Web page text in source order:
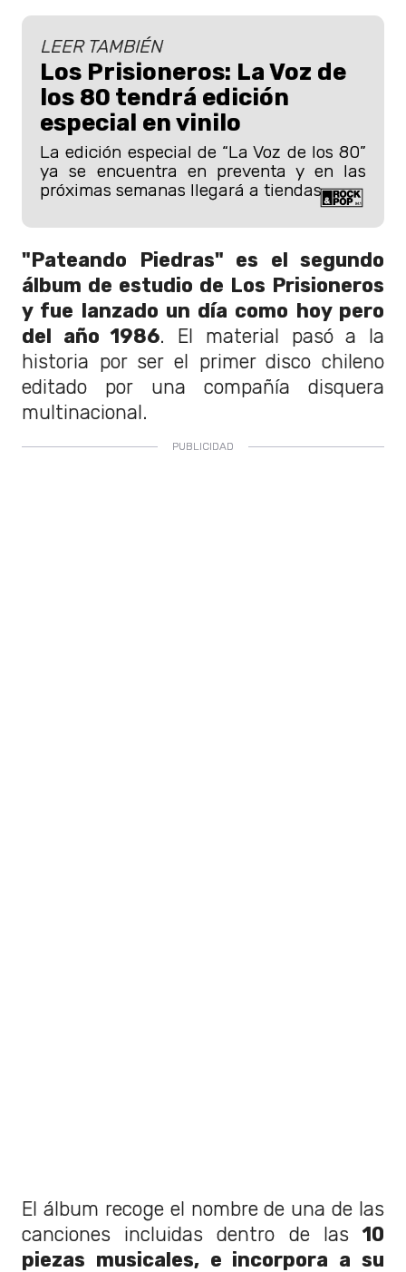
LEER TAMBIÉN
Los Prisioneros: La Voz de
los 80 tendrá edición
especial en vinilo
La edición especial de “La Voz de los 80”
ya se encuentra en preventa y en las
próximas semanas llegará a tiendas.
"Pateando Piedras" es el segundo
álbum de estudio de Los Prisioneros
y fue lanzado un día como hoy pero
del año 1986. El material pasó a la
historia por ser el primer disco chileno
editado por una compañía disquera
multinacional.
El álbum recoge el nombre de una de las
canciones incluidas dentro de las10
piezas musicales, e incorpora a su